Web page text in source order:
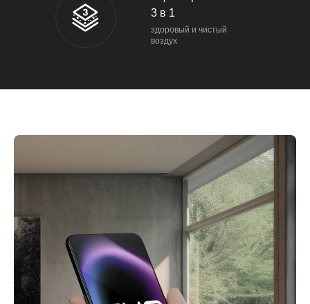
3 в 1
здоровый и чистый
воздух